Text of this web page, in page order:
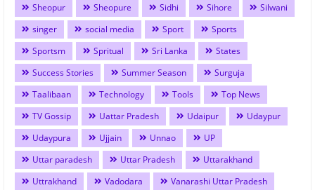
Sheopur
Sheopure Sidhi Sihore
Silwani
singer
social media Sport
Sports
Sportsm
Spritual Sri Lanka
States
Success Stories
Summer Season
Surguja
Taalibaan
Technology Tools
Top News
TV Gossip
Uattar Pradesh Udaipur
Udaypur
Udaypura
Ujjain Unnao
UP
Uttar paradesh
Uttar Pradesh
Uttarakhand
Uttrakhand
Vadodara
Vanarashi Uttar Pradesh